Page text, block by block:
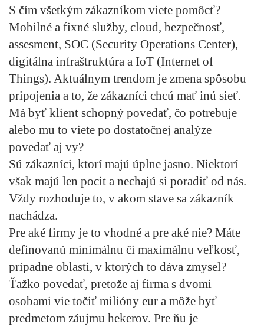
S čím všetkým zákazníkom viete pomôcť?
Mobilné a fixné služby, cloud, bezpečnosť,
assesment, SOC (Security Operations Center),
digitálna infraštruktúra a IoT (Internet of
Things). Aktuálnym trendom je zmena spôsobu
pripojenia a to, že zákazníci chcú mať inú sieť.
Má byť klient schopný povedať, čo potrebuje
alebo mu to viete po dostatočnej analýze
povedať aj vy?
Sú zákazníci, ktorí majú úplne jasno. Niektorí
však majú len pocit a nechajú si poradiť od nás.
Vždy rozhoduje to, v akom stave sa zákazník
nachádza.
Pre aké firmy je to vhodné a pre aké nie? Máte
definovanú minimálnu či maximálnu veľkosť,
prípadne oblasti, v ktorých to dáva zmysel?
Ťažko povedať, pretože aj firma s dvomi
osobami vie točiť milióny eur a môže byť
predmetom záujmu hekerov. Pre ňu je